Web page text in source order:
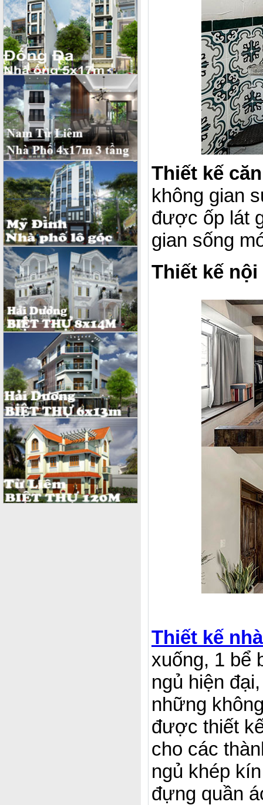
Thiết kế
không gian
được ốp lát
gian sống
Thiết kế
Thiết kế
xuống, 1 bể
ngủ hiện
những
được thiết
cho các
ngủ khép
đựng quần